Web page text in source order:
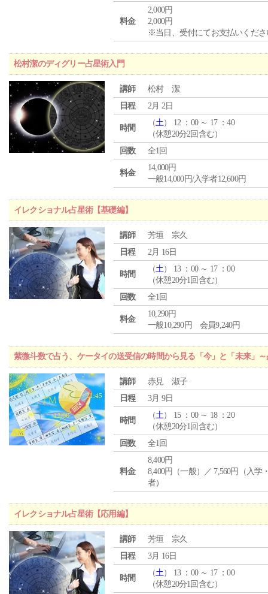
料金
2,000円
2,000円
※当日、受付にてお支払いくださ
松村潔のディグリー占星術入門
講師
松村 潔
日程
2月 2日
時間
（土） 12 ：00 ～ 17 ：40
（休憩20分2回含む）
回数
全1回
料金
14,000円
一般14,000円/入学者12,600円
イレクショナル占星術【基礎編】
講師
芳垣 宗久
日程
2月 16日
時間
（土） 13 ：00 ～ 17 ：00
（休憩20分1回含む）
回数
全1回
料金
10,290円
一般10,290円 会員9,240円
紫微斗数で占う、ケータイの送受信の時間から見る「今」と「未来」
講師
赤見 淑子
日程
3月 9日
時間
（土） 15 ：00 ～ 18 ：20
（休憩20分1回含む）
回数
全1回
料金
8,400円
8,400円（一般）／ 7,560円（入学
者）
イレクショナル占星術【応用編】
講師
芳垣 宗久
日程
3月 16日
時間
（土） 13 ：00 ～ 17 ：00
（休憩20分1回含む）